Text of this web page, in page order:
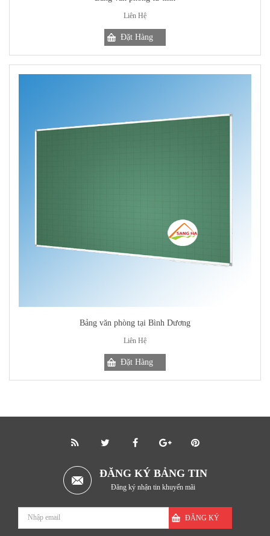
Liên Hệ
Bảng văn phòng tại Bình Dương
Liên Hệ
ĐĂNG KÝ BẢNG TIN
Đăng ký nhận tin khuyến mãi
ĐĂNG KÝ